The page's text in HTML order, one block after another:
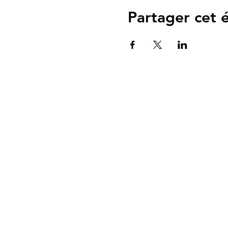
Partager cet